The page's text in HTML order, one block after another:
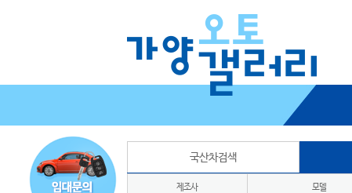
국산차검색
제조사 모델